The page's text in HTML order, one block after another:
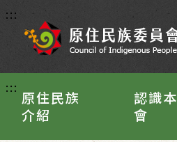
:::
:::
原住民族
介紹
認識本
會